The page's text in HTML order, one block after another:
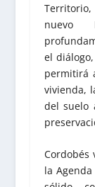
nuevo
el
permitirá
vivienda,
del suelo
Cordobés
la